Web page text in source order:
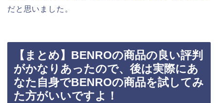
だと思いました。
【まとめ】BENROの商品の良い評判
がかなりあったので、後は実際にあ
なた自身でBENROの商品を試してみ
た方がいいですよ！